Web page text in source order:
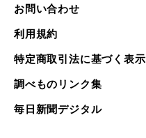
お問い合わせ
利用規約
特定商取引法に基づく表示
調べものリンク集
毎日新聞デジタル